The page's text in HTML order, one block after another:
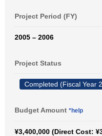
Project Period (FY)
2005 – 2006
Project Status
Completed (Fiscal Year
Budget Amount *help
¥3,400,000 (Direct Cost: